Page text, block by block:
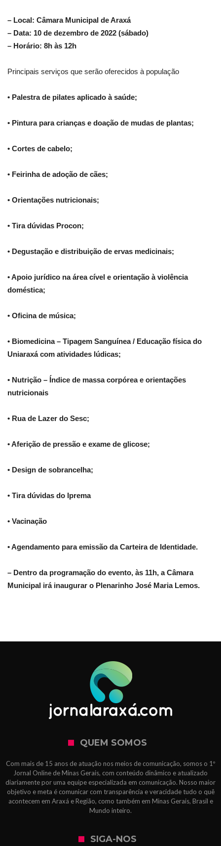
– Local: Câmara Municipal de Araxá
– Data: 10 de dezembro de 2022 (sábado)
– Horário: 8h às 12h
Principais serviços que serão oferecidos à população
• Palestra de pilates aplicado à saúde;
• Pintura para crianças e doação de mudas de plantas;
• Cortes de cabelo;
• Feirinha de adoção de cães;
• Orientações nutricionais;
• Tira dúvidas Procon;
• Degustação e distribuição de ervas medicinais;
• Apoio jurídico na área cível e orientação à violência
doméstica;
• Oficina de música;
• Biomedicina – Tipagem Sanguínea / Educação física do
Uniaraxá com atividades lúdicas;
• Nutrição – Índice de massa corpórea e orientações
nutricionais
• Rua de Lazer do Sesc;
• Aferição de pressão e exame de glicose;
• Design de sobrancelha;
• Tira dúvidas do Iprema
• Vacinação
• Agendamento para emissão da Carteira de Identidade.
– Dentro da programação do evento, às 11h, a Câmara
Municipal irá inaugurar o Plenarinho José Maria Lemos.
QUEM SOMOS
Com mais de 15 anos de atuação nos meios de comunicação, somos o 1º
Jornal Online de Minas Gerais, com conteúdo dinâmico e atualizado
diariamente por uma equipe especializada em comunicação. Nosso maior
objetivo e meta é comunicar com transparência e veracidade tudo o quê
acontecem em Araxá e Região, como também em Minas Gerais, Brasil e
Mundo inteiro.
SIGA-NOS